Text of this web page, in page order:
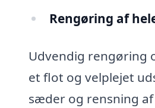
Rengøring af
Udvendig rengøring
et flot og velplejet
sæder og rensning